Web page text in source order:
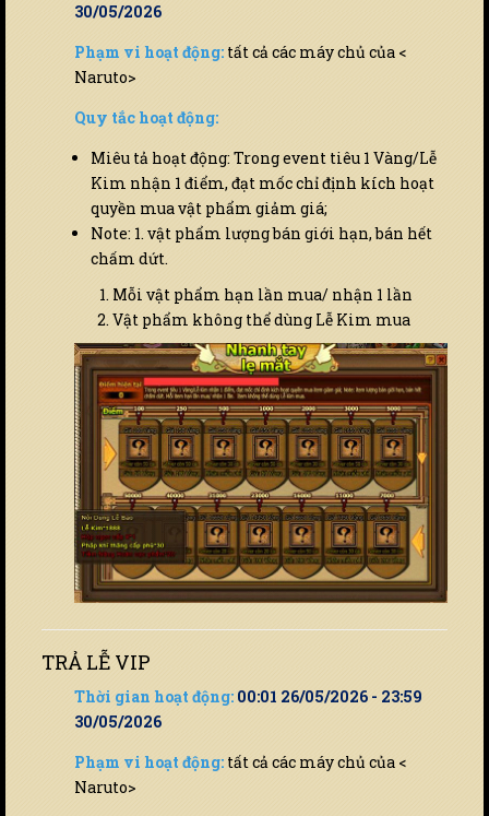
30/05/2026
Phạm vi hoạt động: tất cả các máy chủ của <
Naruto>
Quy tắc hoạt động:
Miêu tả hoạt động: Trong event tiêu 1 Vàng/Lễ
Kim nhận 1 điểm, đạt mốc chỉ định kích hoạt
quyền mua vật phẩm giảm giá;
Note: 1. vật phẩm lượng bán giới hạn, bán hết
chấm dứt.
Mỗi vật phẩm hạn lần mua/ nhận 1 lần
Vật phẩm không thể dùng Lễ Kim mua
TRẢ LỄ VIP
Thời gian hoạt động: 00:01 26/05/2026 - 23:59
30/05/2026
Phạm vi hoạt động: tất cả các máy chủ của <
Naruto>